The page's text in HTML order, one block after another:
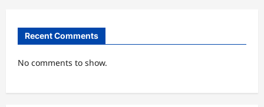
Recent Comments
No comments to show.